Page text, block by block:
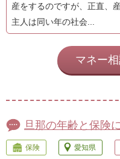
産をするのですが、正直、
主人は同い年の社会...
マネー
旦那の年齢と保険
保険 愛知県